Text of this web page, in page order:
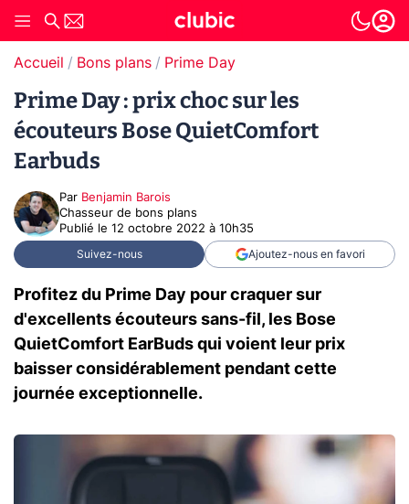
Accueil Bons plans Prime Day
Prime Day : prix choc sur les
écouteurs Bose QuietComfort
Earbuds
Par Benjamin Barois
Chasseur de bons plans
Publié le 12 octobre 2022 à 10h35
Suivez-nous Ajoutez-nous en favori
Profitez du Prime Day pour craquer sur
d'excellents écouteurs sans-fil, les Bose
QuietComfort EarBuds qui voient leur prix
baisser considérablement pendant cette
journée exceptionnelle.